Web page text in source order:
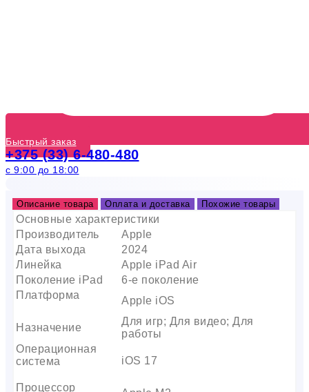
Быстрый заказ
+375 (33) 6-480-480
с 9:00 до 18:00
Описание товара Оплата и доставка Похожие товары
Основные характеристики
Производитель
Apple
Дата выхода
2024
Линейка
Apple iPad Air
Поколение iPad
6-е поколение
Платформа
Apple iOS
Назначение
Для игр; Для видео; Для
работы
Операционная
система
iOS 17
Процессор